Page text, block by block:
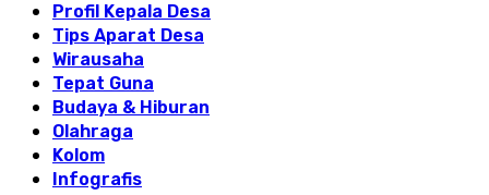
Profil Kepala Desa
Tips Aparat Desa
Wirausaha
Tepat Guna
Budaya & Hiburan
Olahraga
Kolom
Infografis